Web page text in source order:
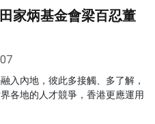
家炳基金會梁百忍董
入內地，彼此多接觸、多了解，
各地的人才競爭，香港更應運用